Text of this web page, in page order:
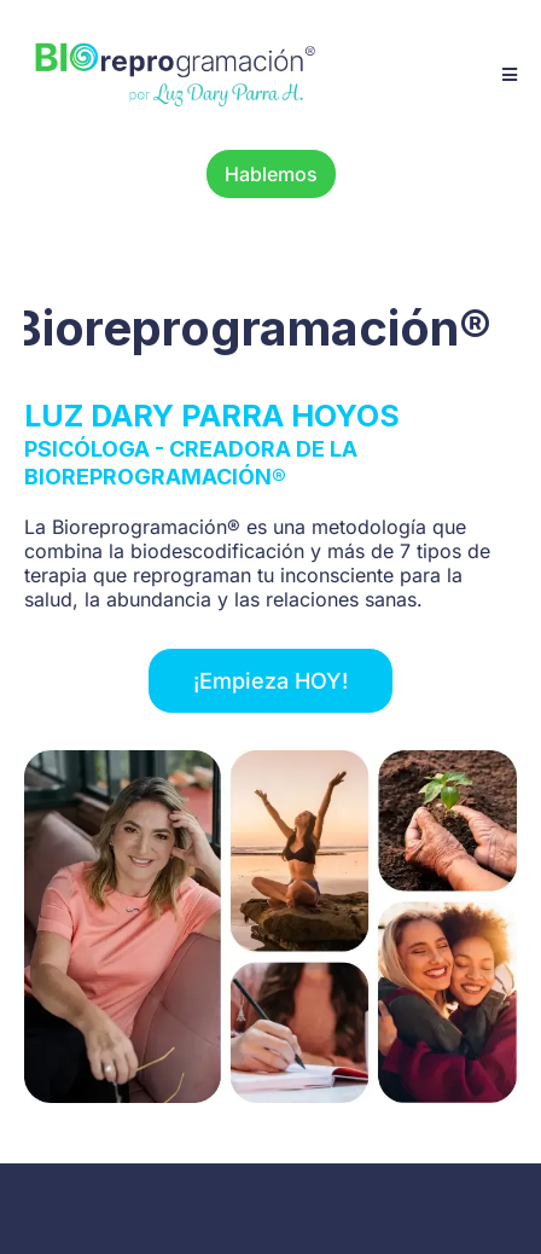
Hablemos
✦
LUZ DARY PARRA HOYOS
PSICÓLOGA - CREADORA DE LA
BIOREPROGRAMACIÓN®
La Bioreprogramación® es una metodología que
combina la biodescodificación y más de 7 tipos de
terapia que reprograman tu inconsciente para la
salud, la abundancia y las relaciones sanas.
¡Empieza HOY!